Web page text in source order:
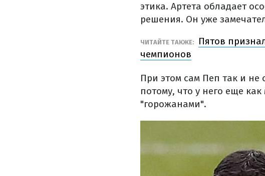
этика. Артета обладает
решения. Он уже
ЧИТАЙТЕ ТАКЖЕ:
Пятов
чемпионов
При этом сам Пеп так и не
потому, что у него еще
"горожанами".